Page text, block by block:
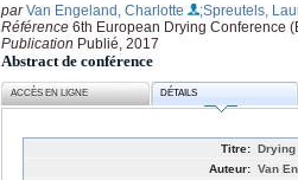
parVan Engeland, Charlotte ;Spreutels,
Référence 6th European Drying Conference
Publication Publié, 2017
Abstract de conférence
ACCÈS EN LIGNE DÉTAILS
Titre:
Auteur: Van